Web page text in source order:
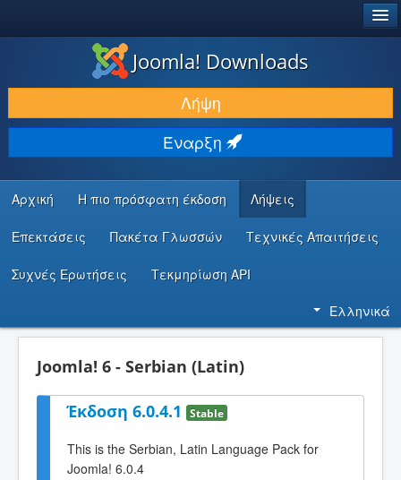
ΛΉΨΕΙΣ & ΕΠΕΚΤΆΣΕΙΣ
ΕΎΡΕΣΗ & ΜΆΘΗΣΗ
ΚΟΙΝΌΤΗΤΑ & ΥΠΟΣΤΉΡΙΞΗ
ΠΌΡΟΙ ΠΡΟΓΡΑΜΜΑΤΙΣΤΏΝ
Joomla! Downloads
Λήψη
Έναρξη
Αρχική Η πιο πρόσφατη έκδοση Λήψεις
Επεκτάσεις Πακέτα Γλωσσών Τεχνικές Απαιτήσεις
Συχνές Ερωτήσεις Τεκμηρίωση API
Ελληνικά
Joomla! 6 - Serbian (Latin)
Έκδοση 6.0.4.1 Stable
This is the Serbian, Latin Language Pack for
Joomla! 6.0.4